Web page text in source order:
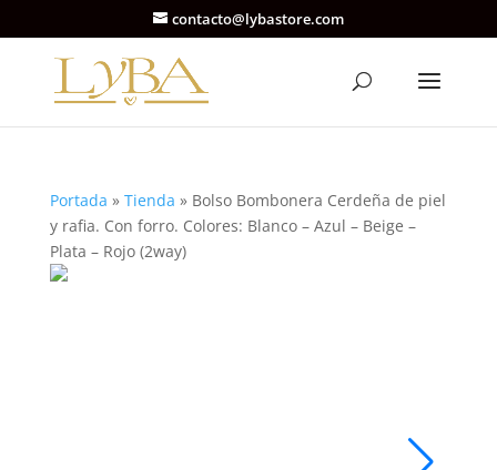
contacto@lybastore.com
Portada » Tienda » Bolso Bombonera Cerdeña de piel
y rafia. Con forro. Colores: Blanco – Azul – Beige –
Plata – Rojo (2way)